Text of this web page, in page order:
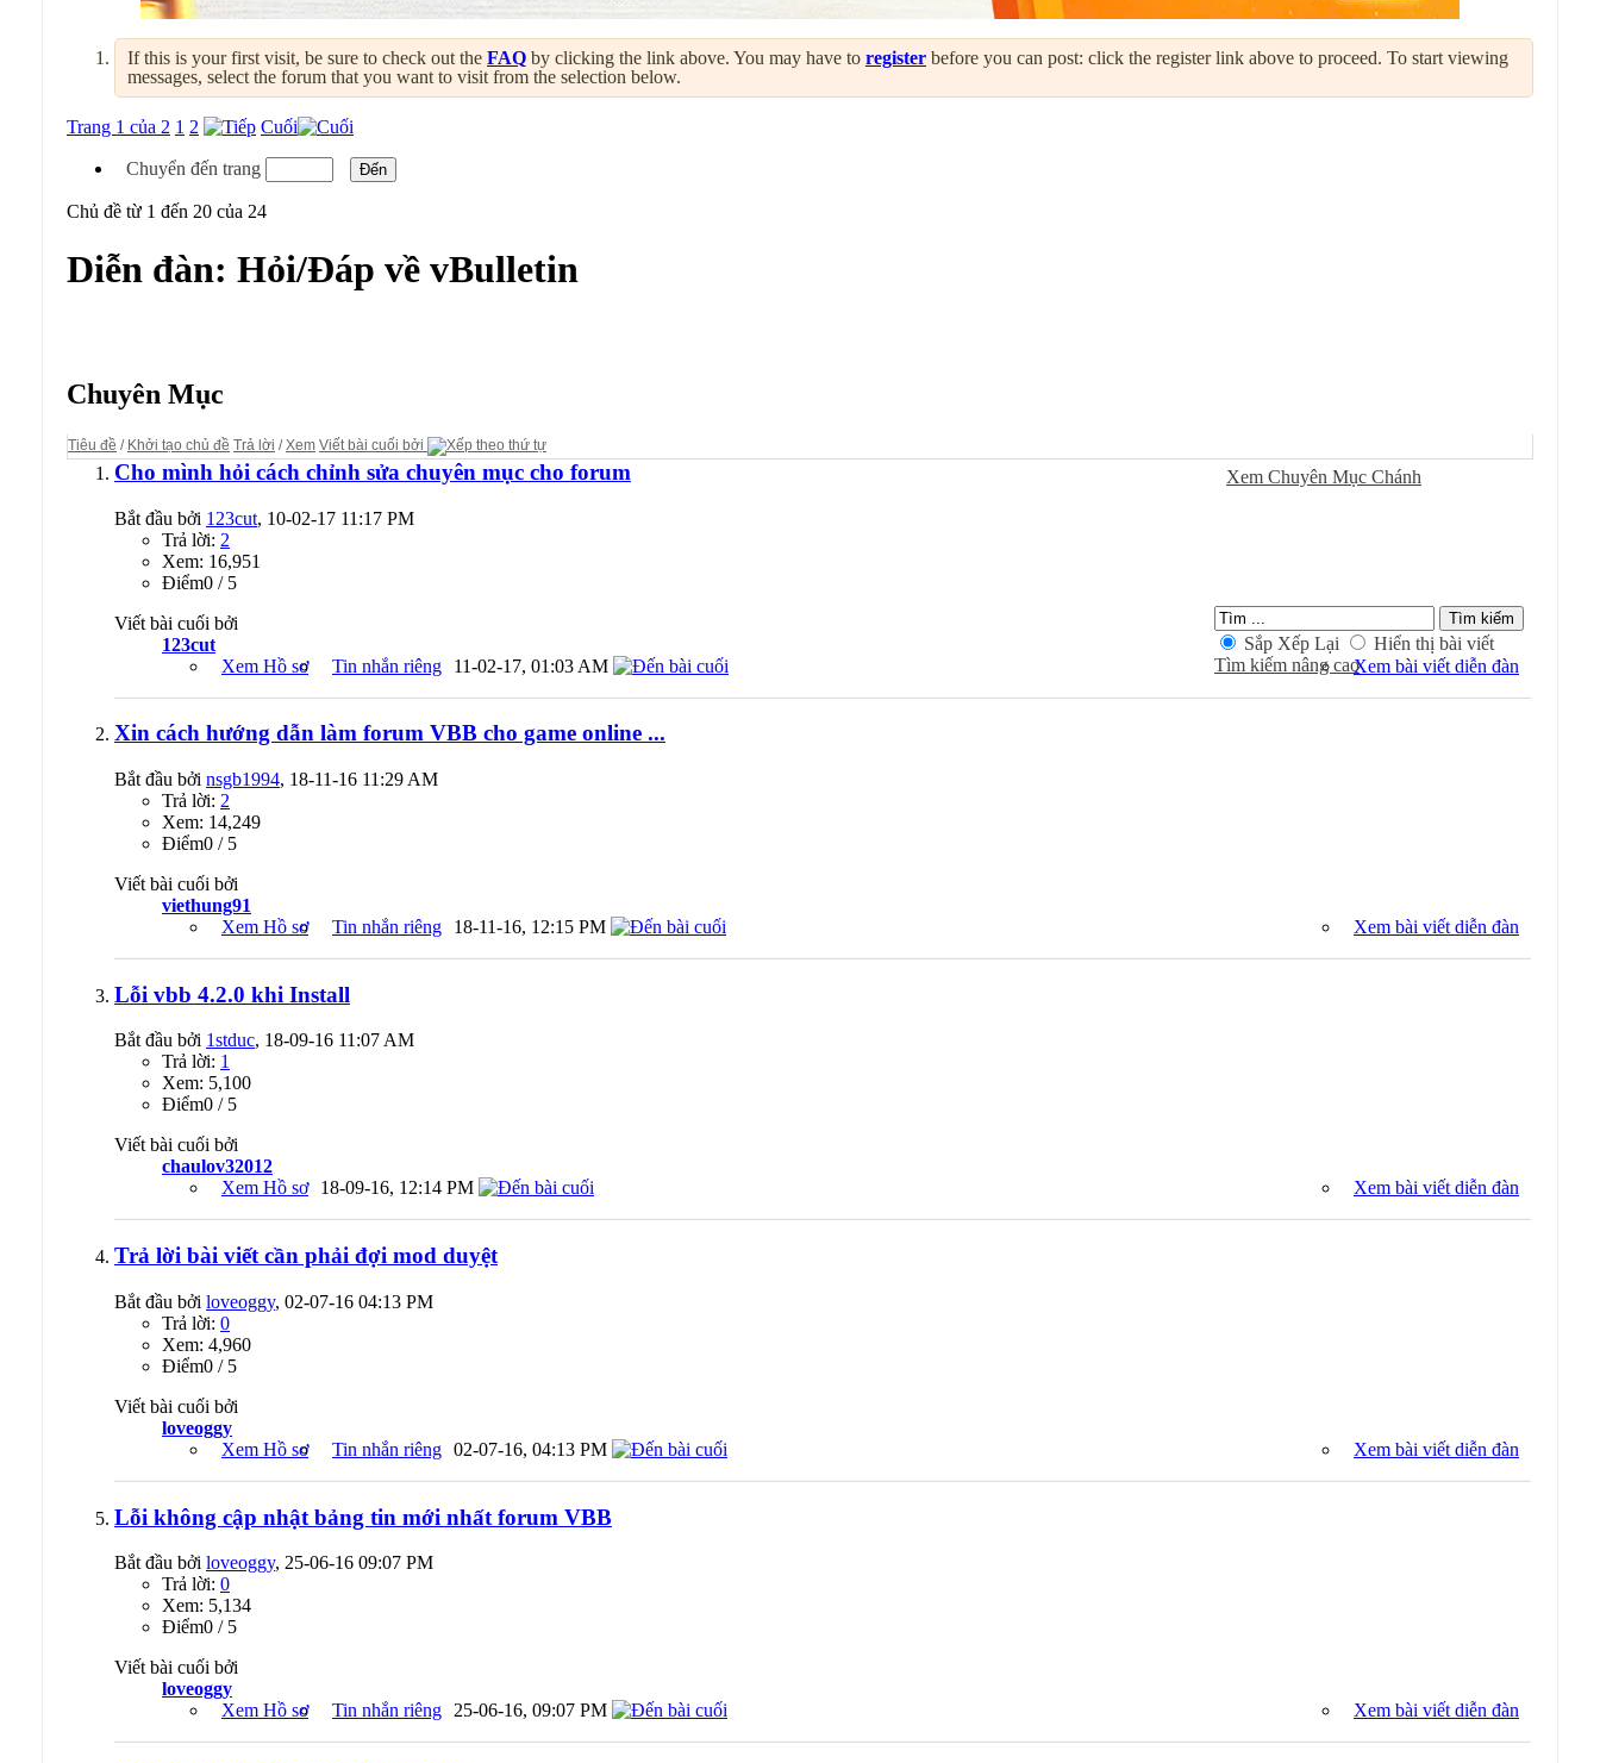
If this is your first visit, be sure to check out the FAQ by clicking the link above. You may have to register before you can post: click the register link above to proceed. To start viewing
messages, select the forum that you want to visit from the selection below.
Trang 1 của 2 1 2 Cuối
Chuyển đến trang
Chủ đề từ 1 đến 20 của 24
Diễn đàn: Hỏi/Đáp về vBulletin
Ðánh Dấu Ðã Ðọc
Xem Chuyên Mục Chánh
Sắp Xếp Lại
Hiển thị bài viết
Tìm kiếm nâng cao
Chuyên Mục
Tiêu đề / Khởi tạo chủ đề Trả lời /Xem Viết bài cuối bởi
Cho mình hỏi cách chỉnh sửa chuyên mục cho forum
Bắt đầu bởi 123cut, 10-02-17 11:17 PM
Trả lời: 2
Xem: 16,951
Ðiểm0 / 5
Viết bài cuối bởi
123cut
Xem Hồ sơ
Xem bài viết diễn đàn
Tin nhắn riêng 11-02-17, 01:03 AM
Xin cách hướng dẫn làm forum VBB cho game online ...
Bắt đầu bởi nsgb1994, 18-11-16 11:29 AM
Trả lời: 2
Xem: 14,249
Ðiểm0 / 5
Viết bài cuối bởi
viethung91
Xem Hồ sơ
Xem bài viết diễn đàn
Tin nhắn riêng 18-11-16, 12:15 PM
Lỗi vbb 4.2.0 khi Install
Bắt đầu bởi 1stduc, 18-09-16 11:07 AM
Trả lời: 1
Xem: 5,100
Ðiểm0 / 5
Viết bài cuối bởi
chaulov32012
Xem Hồ sơ
Xem bài viết diễn đàn
18-09-16, 12:14 PM
Trả lời bài viết cần phải đợi mod duyệt
Bắt đầu bởi loveoggy, 02-07-16 04:13 PM
Trả lời: 0
Xem: 4,960
Ðiểm0 / 5
Viết bài cuối bởi
loveoggy
Xem Hồ sơ
Xem bài viết diễn đàn
Tin nhắn riêng 02-07-16, 04:13 PM
Lỗi không cập nhật bảng tin mới nhất forum VBB
Bắt đầu bởi loveoggy, 25-06-16 09:07 PM
Trả lời: 0
Xem: 5,134
Ðiểm0 / 5
Viết bài cuối bởi
loveoggy
Xem Hồ sơ
Xem bài viết diễn đàn
Tin nhắn riêng 25-06-16, 09:07 PM